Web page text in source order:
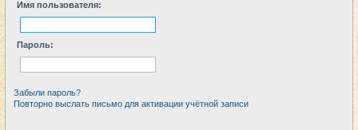
Имя пользователя:
Пароль:
Забыли пароль?
Повторно выслать письмо для активации учётной записи